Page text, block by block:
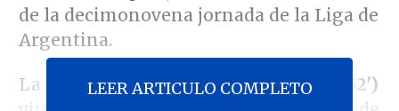
de la decimonovena jornada de la Liga de
Argentina.
La conquista deCristian Tarragona (52')
LEER ARTICULO COMPLETO